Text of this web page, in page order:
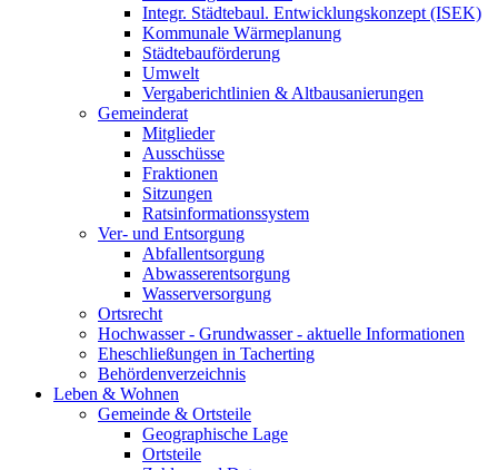
Integr. Städtebaul. Entwicklungskonzept (ISEK)
Kommunale Wärmeplanung
Städtebauförderung
Umwelt
Vergaberichtlinien & Altbausanierungen
Gemeinderat
Mitglieder
Ausschüsse
Fraktionen
Sitzungen
Ratsinformationssystem
Ver- und Entsorgung
Abfallentsorgung
Abwasserentsorgung
Wasserversorgung
Ortsrecht
Hochwasser - Grundwasser - aktuelle Informationen
Eheschließungen in Tacherting
Behördenverzeichnis
Leben & Wohnen
Gemeinde & Ortsteile
Geographische Lage
Ortsteile